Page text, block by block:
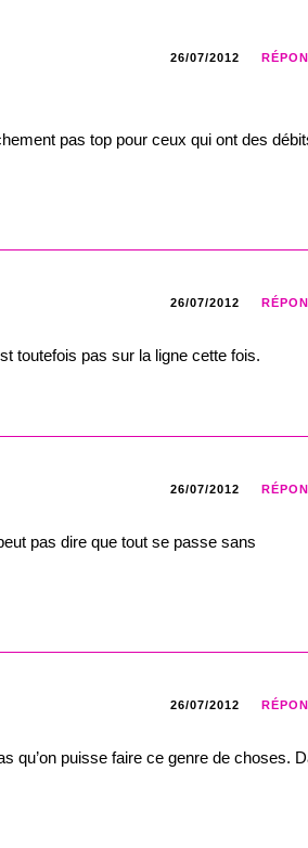
26/07/2012
pas top pour ceux qui ont des
26/07/2012
toutefois pas sur la ligne cette fois.
26/07/2012
pas dire que tout se passe sans
26/07/2012
qu’on puisse faire ce genre de choses.